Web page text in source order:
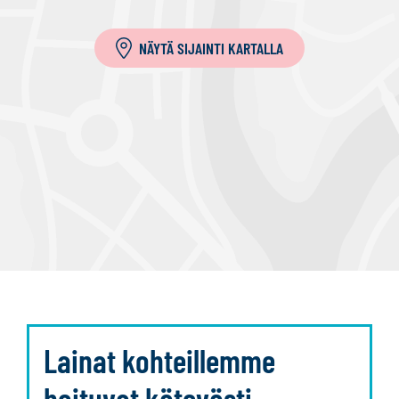
NÄYTÄ SIJAINTI KARTALLA
Lainat kohteillemme